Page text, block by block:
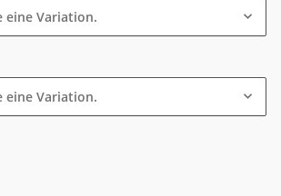
eine Variation.
eine Variation.